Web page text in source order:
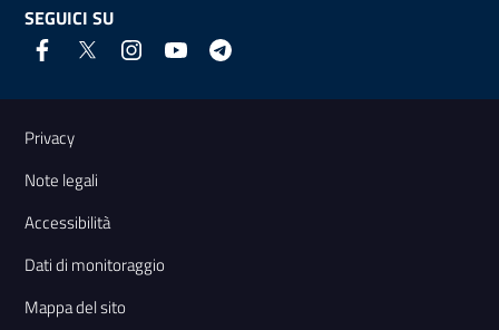
SEGUICI SU
Link e informazioni utili
Privacy
Note legali
Accessibilità
Dati di monitoraggio
Mappa del sito